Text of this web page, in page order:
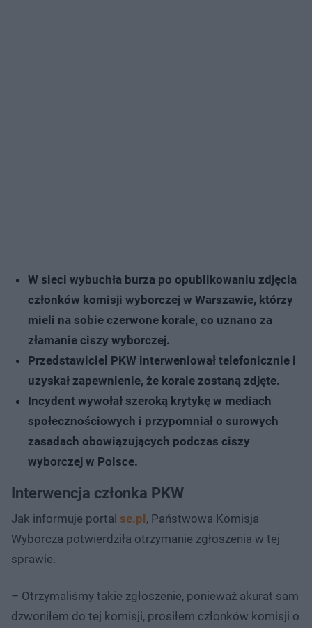
W sieci wybuchła burza po opublikowaniu zdjęcia
członków komisji wyborczej w Warszawie, którzy
mieli na sobie czerwone korale, co uznano za
złamanie ciszy wyborczej.
Przedstawiciel PKW interweniował telefonicznie i
uzyskał zapewnienie, że korale zostaną zdjęte.
Incydent wywołał szeroką krytykę w mediach
społecznościowych i przypomniał o surowych
zasadach obowiązujących podczas ciszy
wyborczej w Polsce.
Interwencja członka PKW
Jak informuje portal se.pl, Państwowa Komisja
Wyborcza potwierdziła otrzymanie zgłoszenia w tej
sprawie.
– Otrzymaliśmy takie zgłoszenie, ponieważ akurat sam
dzwoniłem do tej komisji, prosiłem członków komisji o